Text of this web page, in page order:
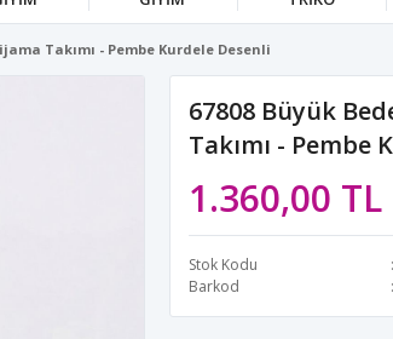
Takımı - Pembe Kurdele Desenli
67808 Büyük
Takımı - Pembe
1.360,00 TL
Stok Kodu
Barkod